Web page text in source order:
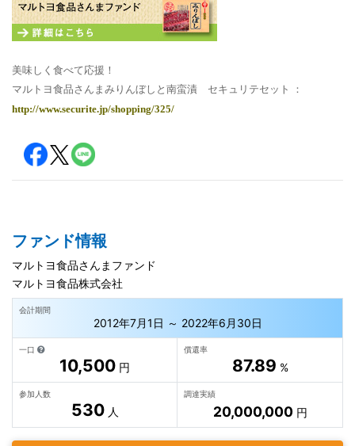
美味しく食べて応援！
マルトヨ食品さんまみりんぼしと南蛮漬 セキュリテセット ：
http://www.securite.jp/shopping/325/
ファンド情報
マルトヨ食品さんまファンド
マルトヨ食品株式会社
会計期間
2012年7月1日 ～ 2022年6月30日
一口
10,500 円
償還率
87.89 %
参加人数
530人
調達実績
20,000,000円